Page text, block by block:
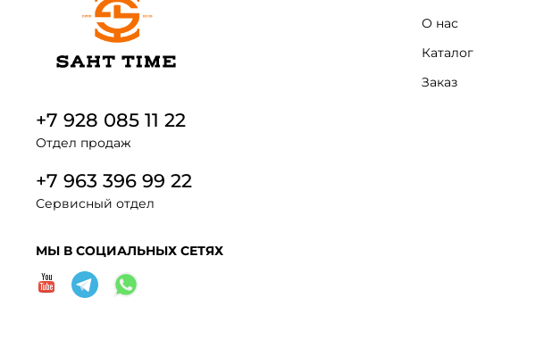
О нас
Каталог
Заказ
+7 928 085 11 22
Отдел продаж
+7 963 396 99 22
Сервисный отдел
МЫ В СОЦИАЛЬНЫХ СЕТЯХ